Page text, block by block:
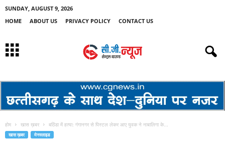
SUNDAY, AUGUST 9, 2026
HOME
ABOUT US PRIVACY POLICY CONTACT US
होम खास ख़बर बठिंडा में हत्या: गंगानगर से पिस्टल लेकर आए युवक ने नाबालिगा के...
खास ख़बर मेनस्लाइड